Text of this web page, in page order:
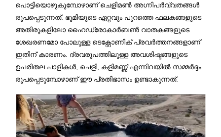
പൊട്ടിയൊഴുകുമ്പോഴാണ് ചെളിമൺ അഗ്നിപർവ്വതങ്ങൾ
രൂപപ്പെടുന്നത്. ഭൂമിയുടെ ഏറ്റവും പുറത്തെ ഫലകങ്ങളുടെ
അതിരുകളിലോ ഹൈഡ്രോകാർബൺ വാതകങ്ങളുടെ
ശേഖരണമോ പോലുള്ള ടെക്റ്റോണിക് പ്രവർത്തനങ്ങളാണ്
ഇതിന് കാരണം. ദ്രവരൂപത്തിലുള്ള അവശിഷ്ടങ്ങളുടെ
ഉപരിതല പാളികൾ, ചെളി, കളിമണ്ണ് എന്നിവയിൽ സമ്മർദ്ദം
രൂപപ്പെടുമ്പോഴാണ് ഈ പ്രതിഭാസം ഉണ്ടാകുന്നത്.